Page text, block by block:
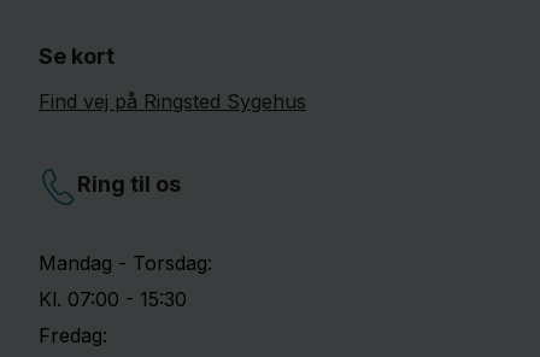
Se kort
Find vej på Ringsted Sygehus
Ring til os
Mandag - Torsdag:
Kl. 07:00 - 15:30
Fredag: